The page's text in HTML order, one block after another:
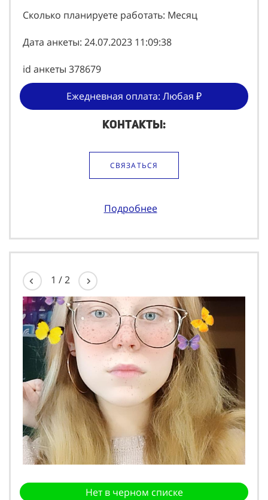
Сколько планируете работать: Месяц
Дата анкеты: 24.07.2023 11:09:38
id анкеты 378679
Ежедневная оплата: Любая ₽
Контакты:
СВЯЗАТЬСЯ
Подробнее
1 /2
Нет в черном списке